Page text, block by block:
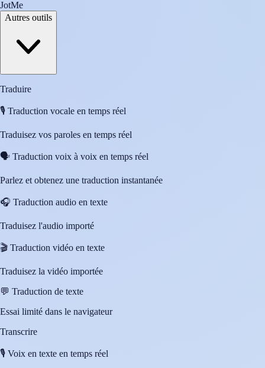
JotMe
Autres outils
Traduire
🎙️ Traduction vocale en temps réel
Traduisez vos paroles en temps réel
🗣️ Traduction voix à voix en temps réel
Parlez et obtenez une traduction instantanée
🎧 Traduction audio en texte
Traduisez l'audio importé
🎬 Traduction vidéo en texte
Traduisez la vidéo importée
💬 Traduction de texte
Essai limité dans le navigateur
Transcrire
🎙️ Voix en texte en temps réel